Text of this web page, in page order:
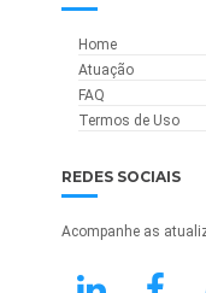
Home
Atuação
FAQ
Termos de Uso
REDES SOCIAIS
Acompanhe as